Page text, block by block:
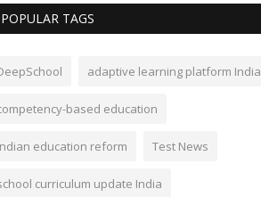
POPULAR TAGS
adaptive learning platform India
based education
education reform Test News
curriculum update India